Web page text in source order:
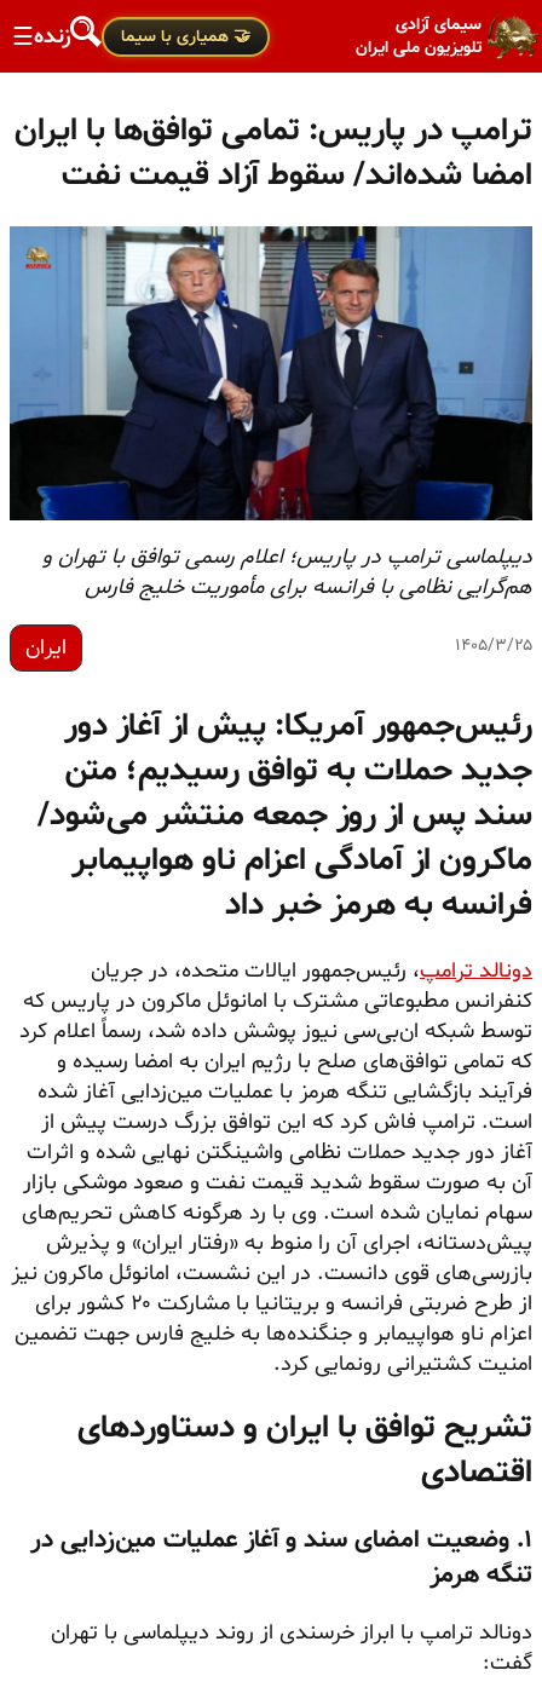
سیمای آزادی
تلویزیون ملی ایران
🤝 همیاری با سیما زنده☰
ترامپ در پاریس: تمامی توافق‌ها با ایران
امضا شده‌اند/ سقوط آزاد قیمت نفت
دیپلماسی ترامپ در پاریس؛ اعلام رسمی توافق با تهران و
هم‌گرایی نظامی با فرانسه برای مأموریت خلیج فارس
۱۴۰۵/۳/۲۵ ایران
رئیس‌جمهور آمریکا: پیش از آغاز دور
جدید حملات به توافق رسیدیم؛ متن
سند پس از روز جمعه منتشر می‌شود/
ماکرون از آمادگی اعزام ناو هواپیمابر
فرانسه به هرمز خبر داد
دونالد ترامپ، رئیس‌جمهور ایالات متحده، در جریان
کنفرانس مطبوعاتی مشترک با امانوئل ماکرون در پاریس که
توسط شبکه ان‌بی‌سی نیوز پوشش داده شد، رسماً اعلام کرد
که تمامی توافق‌های صلح با رژیم ایران به امضا رسیده و
فرآیند بازگشایی تنگه هرمز با عملیات مین‌زدایی آغاز شده
است. ترامپ فاش کرد که این توافق بزرگ درست پیش از
آغاز دور جدید حملات نظامی واشینگتن نهایی شده و اثرات
آن به صورت سقوط شدید قیمت نفت و صعود موشکی بازار
سهام نمایان شده است. وی با رد هرگونه کاهش تحریم‌های
پیش‌دستانه، اجرای آن را منوط به «رفتار ایران» و پذیرش
بازرسی‌های قوی دانست. در این نشست، امانوئل ماکرون نیز
از طرح ضربتی فرانسه و بریتانیا با مشارکت ۲۰ کشور برای
اعزام ناو هواپیمابر و جنگنده‌ها به خلیج فارس جهت تضمین
امنیت کشتیرانی رونمایی کرد.
تشریح توافق با ایران و دستاوردهای
اقتصادی
۱. وضعیت امضای سند و آغاز عملیات مین‌زدایی در
تنگه هرمز
دونالد ترامپ با ابراز خرسندی از روند دیپلماسی با تهران
گفت: